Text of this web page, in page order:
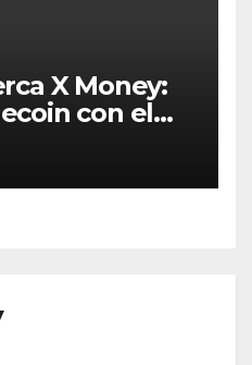
X Money:
con el
#Cripto